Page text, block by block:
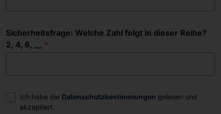
Sicherheitsfrage: Welche Zahl folgt in dieser Reihe?
2, 4, 6, __
Einwilligung
Ich habe die Datenschutzbestimmungen gelesen und
akzeptiert.